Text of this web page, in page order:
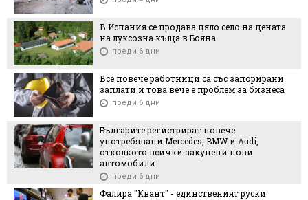
В Испания се продава цяло село на цената
на луксозна къща в Бояна
преди 6 дни
Все повече работници са със запорирани
заплати и това вече е проблем за бизнеса
преди 6 дни
Българите регистрират повече
употребявани Mercedes, BMW и Audi,
отколкото всички закупени нови
автомобили
преди 6 дни
Фалира "Квант" - единственият руски